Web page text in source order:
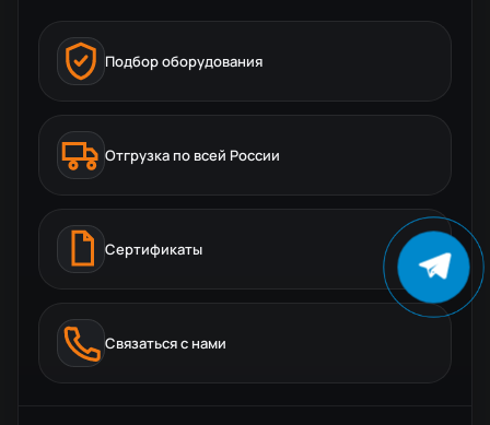
Подбор оборудования
Отгрузка по всей России
Сертификаты
Связаться с нами